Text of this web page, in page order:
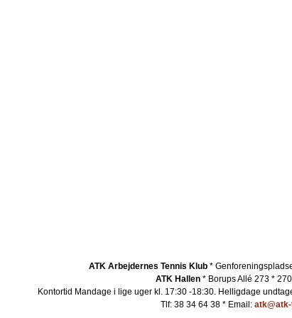
ATK Arbejdernes Tennis Klub *
ATK Hallen* Borups Allé 273 *
Kontortid Mandage i lige uger kl. 17:30 -18:30. Helligdage
Tlf: 38 34 64 38 * Email: